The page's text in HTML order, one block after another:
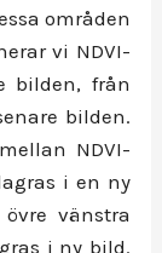
områden
vi NDVI-
bilden, från
bilden.
NDVI-
i en ny
vänstra
i ny bild.